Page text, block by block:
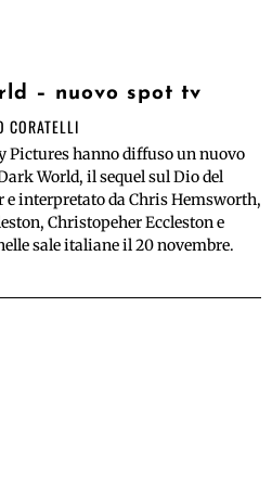
– nuovo spot tv
CORATELLI
Pictures hanno diffuso un nuovo
World, il sequel sul Dio del
interpretato da Chris Hemsworth,
Christopeher Eccleston e
sale italiane il 20 novembre.